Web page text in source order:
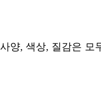
사양, 색상, 질감은 모